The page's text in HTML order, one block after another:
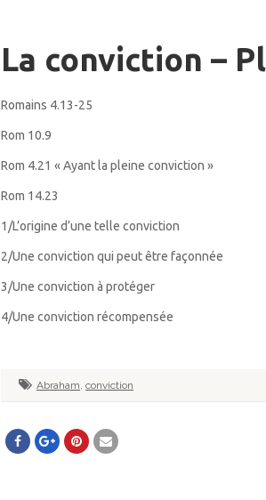
La conviction –
Romains 4.13-25
Rom 10.9
Rom 4.21 « Ayant la pleine conviction »
Rom 14.23
1/L’origine d’une telle conviction
2/Une conviction qui peut être façonnée
3/Une conviction à protéger
4/Une conviction récompensée
Abraham, conviction